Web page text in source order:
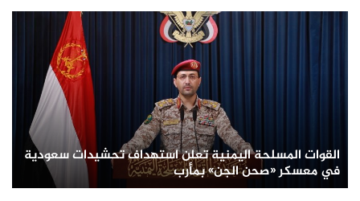
القوات المسلحة اليمنية تعلن استهداف تحشيدات سعودية
في معسكر «صحن الجن» بمأرب